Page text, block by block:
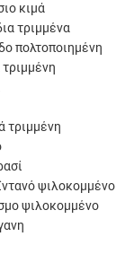
κιμά
τριμμένα
πολτοποιημένη
τριμμένη
ψιλοκομμένο
ψιλοκομμένο